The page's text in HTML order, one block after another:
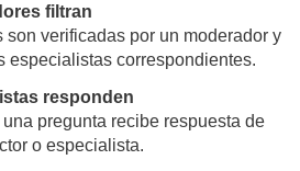
filtran
son verificadas por un moderador y
especialistas correspondientes.
responden
pregunta recibe respuesta de
o especialista.